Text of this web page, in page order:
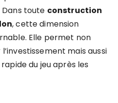
Dans toute construction
, cette dimension
Elle permet non
mais aussi
du jeu après les